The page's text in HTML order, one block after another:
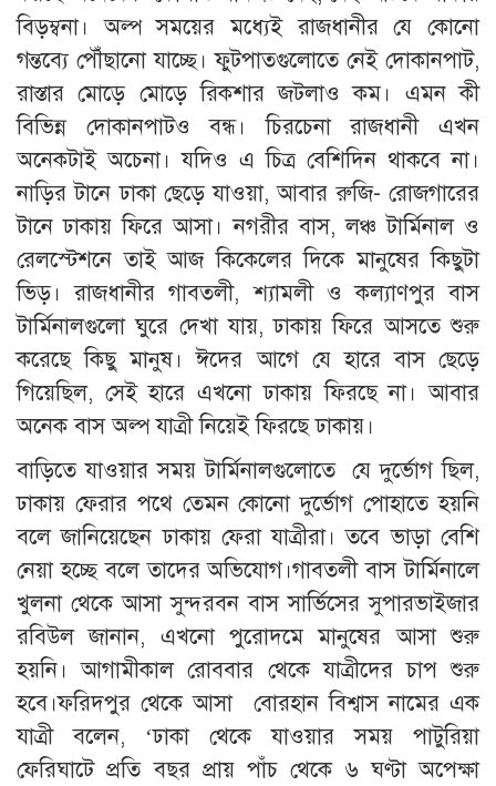
বিড়ম্বনা। অল্প সময়ের মধ্যেই রাজধানীর যে কোনো
গন্তব্যে পৌঁছানো যাচ্ছে। ফুটপাতগুলোতে নেই দোকানপাট,
রাস্তার মোড়ে মোড়ে রিকশার জটলাও কম। এমন কী
বিভিন্ন দোকানপাটও বন্ধ। চিরচেনা রাজধানী এখন
অনেকটাই অচেনা। যদিও এ চিত্র বেশিদিন থাকবে না।
নাড়ির টানে ঢাকা ছেড়ে যাওয়া, আবার রুজি- রোজগারের
টানে ঢাকায় ফিরে আসা। নগরীর বাস, লঞ্চ টার্মিনাল ও
রেলস্টেশনে তাই আজ কিকেলের দিকে মানুষের কিছুটা
ভিড়। রাজধানীর গাবতলী, শ্যামলী ও কল্যাণপুর বাস
টার্মিনালগুলো ঘুরে দেখা যায়, ঢাকায় ফিরে আসতে শুরু
করেছে কিছু মানুষ। ঈদের আগে যে হারে বাস ছেড়ে
গিয়েছিল, সেই হারে এখনো ঢাকায় ফিরছে না। আবার
অনেক বাস অল্প যাত্রী নিয়েই ফিরছে ঢাকায়।
বাড়িতে যাওয়ার সময় টার্মিনালগুলোতে যে দুর্ভোগ ছিল,
ঢাকায় ফেরার পথে তেমন কোনো দুর্ভোগ পোহাতে হয়নি
বলে জানিয়েছেন ঢাকায় ফেরা যাত্রীরা। তবে ভাড়া বেশি
নেয়া হচ্ছে বলে তাদের অভিযোগ।গাবতলী বাস টার্মিনালে
খুলনা থেকে আসা সুন্দরবন বাস সার্ভিসের সুপারভাইজার
রবিউল জানান, এখনো পুরোদমে মানুষের আসা শুরু
হয়নি। আগামীকাল রোববার থেকে যাত্রীদের চাপ শুরু
হবে।ফরিদপুর থেকে আসা বোরহান বিশ্বাস নামের এক
যাত্রী বলেন, ‘ঢাকা থেকে যাওয়ার সময় পাটুরিয়া
ফেরিঘাটে প্রতি বছর প্রায় পাঁচ থেকে ৬ ঘণ্টা অপেক্ষা